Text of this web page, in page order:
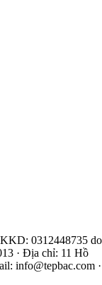
0312448735 do
· Địa chỉ: 11 Hồ
info@tepbac.com ·